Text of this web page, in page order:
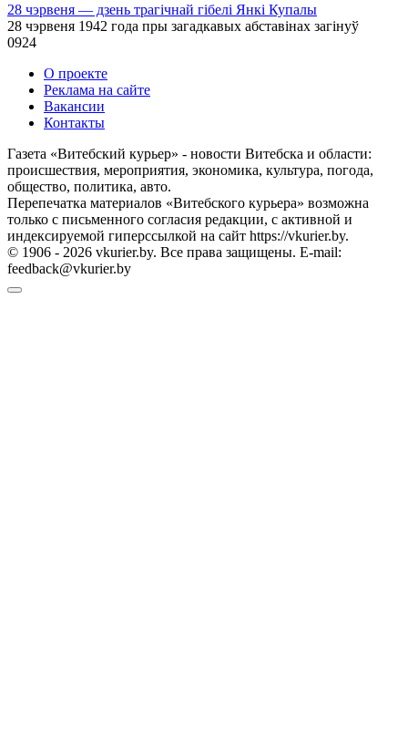
28 чэрвеня — дзень трагічнай гібелі Янкі Купалы
28 чэрвеня 1942 года пры загадкавых абставінах загінуў
0924
О проекте
Реклама на сайте
Вакансии
Контакты
Газета «Витебский курьер» - новости Витебска и области:
происшествия, мероприятия, экономика, культура, погода,
общество, политика, авто.
Перепечатка материалов «Витебского курьера» возможна
только с письменного согласия редакции, с активной и
индексируемой гиперссылкой на сайт https://vkurier.by.
© 1906 - 2026 vkurier.by. Все права защищены. E-mail:
feedback@vkurier.by